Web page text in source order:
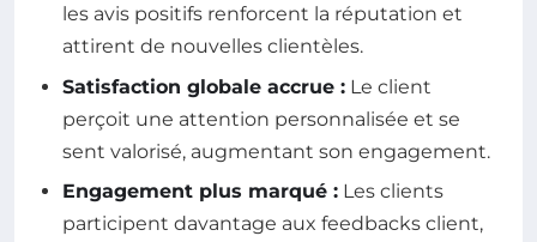
les avis positifs renforcent la réputation et
attirent de nouvelles clientèles.
Satisfaction globale accrue : Le client
perçoit une attention personnalisée et se
sent valorisé, augmentant son engagement.
Engagement plus marqué : Les clients
participent davantage aux feedbacks client,